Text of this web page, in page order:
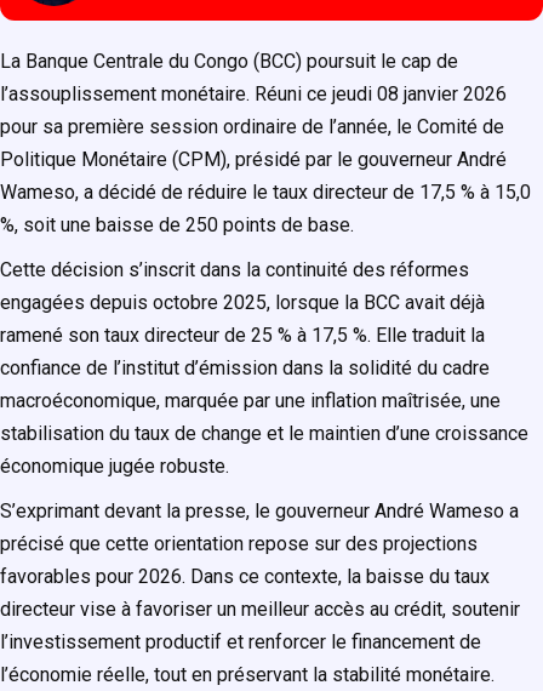
La Banque Centrale du Congo (BCC) poursuit le cap de
l’assouplissement monétaire. Réuni ce jeudi 08 janvier 2026
pour sa première session ordinaire de l’année, le Comité de
Politique Monétaire (CPM), présidé par le gouverneur André
Wameso, a décidé de réduire le taux directeur de 17,5 % à 15,0
%, soit une baisse de 250 points de base.
Cette décision s’inscrit dans la continuité des réformes
engagées depuis octobre 2025, lorsque la BCC avait déjà
ramené son taux directeur de 25 % à 17,5 %. Elle traduit la
confiance de l’institut d’émission dans la solidité du cadre
macroéconomique, marquée par une inflation maîtrisée, une
stabilisation du taux de change et le maintien d’une croissance
économique jugée robuste.
S’exprimant devant la presse, le gouverneur André Wameso a
précisé que cette orientation repose sur des projections
favorables pour 2026. Dans ce contexte, la baisse du taux
directeur vise à favoriser un meilleur accès au crédit, soutenir
l’investissement productif et renforcer le financement de
l’économie réelle, tout en préservant la stabilité monétaire.